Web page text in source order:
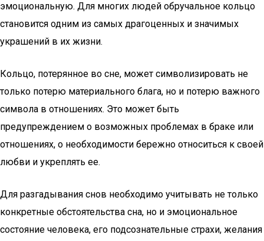
эмоциональную. Для многих людей обручальное кольцо
становится одним из самых драгоценных и значимых
украшений в их жизни.
Кольцо, потерянное во сне, может символизировать не
только потерю материального блага, но и потерю важного
символа в отношениях. Это может быть
предупреждением о возможных проблемах в браке или
отношениях, о необходимости бережно относиться к своей
любви и укреплять ее.
Для разгадывания снов необходимо учитывать не только
конкретные обстоятельства сна, но и эмоциональное
состояние человека, его подсознательные страхи, желания